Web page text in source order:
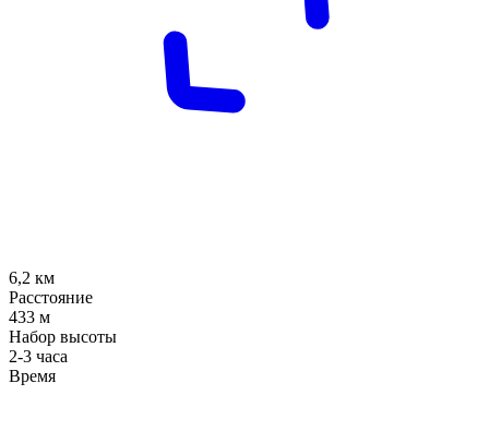
6,2 км
Расстояние
433 м
Набор высоты
2-3 часа
Время